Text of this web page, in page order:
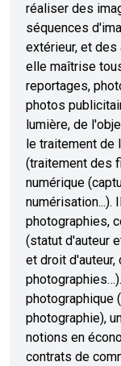
réaliser des
séquences
extérieur, et
elle maîtrise
reportages,
photos
lumière, de
le traitement de
(traitement des
numérique
photographies,
(statut d'auteur
et droit
photographique
photographie),
notions en
contrats de